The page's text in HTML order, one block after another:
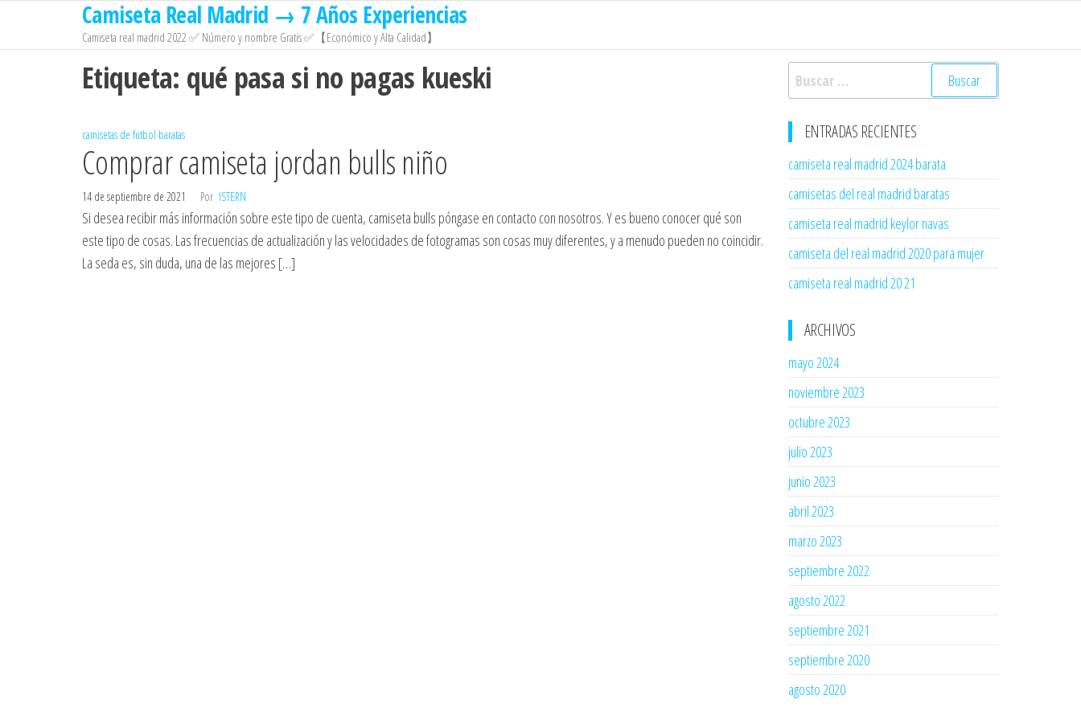
contenido
Camiseta Real Madrid → 7 Años Experiencias
Camiseta real madrid 2022 ✅ Número y nombre Gratis ✅【Económico y Alta Calidad】
Etiqueta: qué pasa si no pagas kueski
camisetas de futbol baratas
Comprar camiseta jordan bulls niño
14 de septiembre de 2021 Por ISTERN
Si desea recibir más información sobre este tipo de cuenta, camiseta bulls póngase en contacto con nosotros. Y es bueno conocer qué son
este tipo de cosas. Las frecuencias de actualización y las velocidades de fotogramas son cosas muy diferentes, y a menudo pueden no coincidir.
La seda es, sin duda, una de las mejores […]
Buscar:
ENTRADAS RECIENTES
camiseta real madrid 2024 barata
camisetas del real madrid baratas
camiseta real madrid keylor navas
camiseta del real madrid 2020 para mujer
camiseta real madrid 20 21
ARCHIVOS
mayo 2024
noviembre 2023
octubre 2023
julio 2023
junio 2023
abril 2023
marzo 2023
septiembre 2022
agosto 2022
septiembre 2021
septiembre 2020
agosto 2020